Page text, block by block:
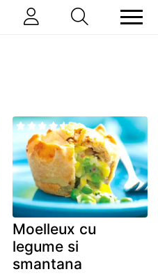
Moelleux cu
legume si
smantana